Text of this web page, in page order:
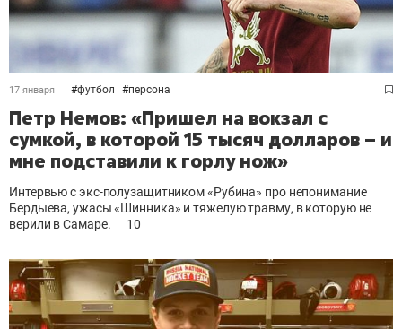
17 января #футбол #персона
Петр Немов: «Пришел на вокзал с
сумкой, в которой 15 тысяч долларов – и
мне подставили к горлу нож»
Интервью с экс-полузащитником «Рубина» про непонимание
Бердыева, ужасы «Шинника» и тяжелую травму, в которую не
верили в Самаре.
10